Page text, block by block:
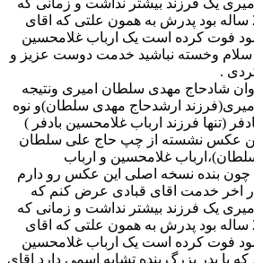
یک فرزند بیشتر نداشت و زمانی که
حشمت الله خان 2 ساله بود پدرش به همون علتی که اقای
فوت کرده است یک ارباب غلامحسین
وخسته نباشید خدمت دوست عزیز و
.
شادحاج مهدی سلطان امیری ونتیجه
ارشدحاج مهدی سلطان)و نوه
(تنها فرزند ارباب غلامحسین بادفر )
عکس نشسته از چپ حاج علی سلطان
غلامحسین و ارباب
چون بنده نسخه اصلی این عکس رو دارم
اخر خدمت اقای قبادی عرض کنم که
یک فرزند بیشتر نداشت و زمانی که
حشمت الله خان 2 ساله بود پدرش به همون علتی که اقای
فوت کرده است یک ارباب غلامحسین
با پدر بزرگ بنده تشابه اسمی دارد اقای